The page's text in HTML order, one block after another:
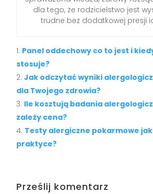
dla tego, że rodzicielstwo jest
trudne bez dodatkowej presji
Panel oddechowy co to jest i
stosuje?
Jak odczytać wyniki
dla Twojego zdrowia?
Ile kosztują badania
zależy cena?
Testy alergiczne pokarmowe
praktyce?
Prześlij komentarz